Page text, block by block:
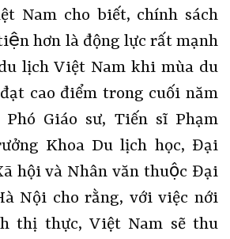
Nam cho biết, chính sách
hơn là động lực rất mạnh
lịch Việt Nam khi mùa du
cao điểm trong cuối năm
Phó Giáo sư, Tiến sĩ Phạm
Khoa Du lịch học, Đại
hội và Nhân văn thuộc Đại
Nội cho rằng, với việc nới
thị thực, Việt Nam sẽ thu